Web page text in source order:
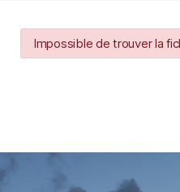
Impossible de trouver la